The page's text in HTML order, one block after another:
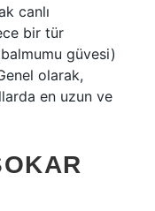
canlı
bir tür
güvesi)
olarak,
en uzun ve